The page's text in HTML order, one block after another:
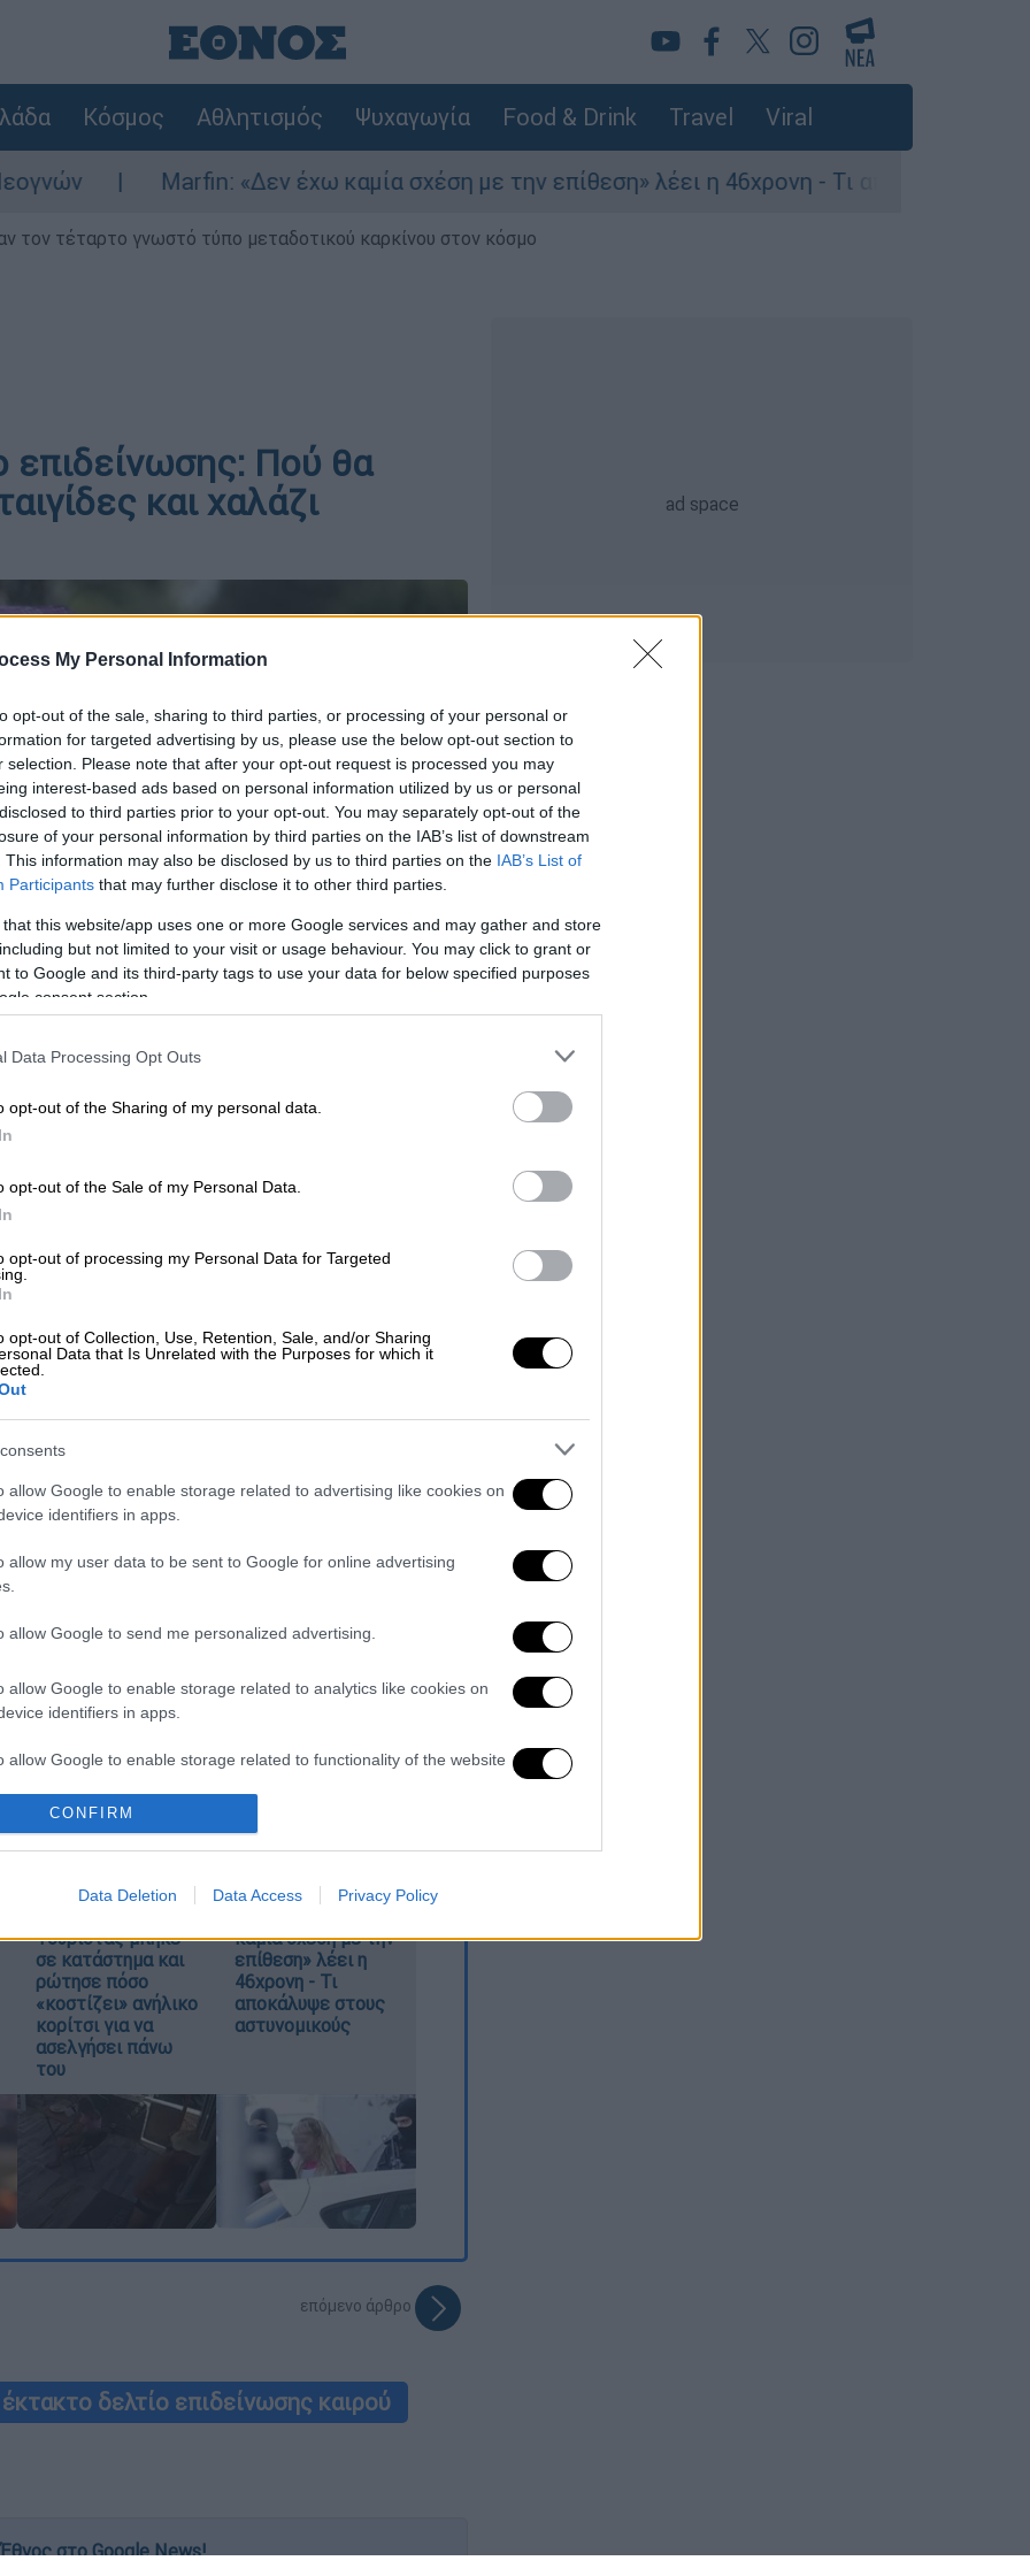
My Personal Information
opt-out of the sale, sharing to third parties, or processing of your personal or
for targeted advertising by us, please use the below opt-out section to
selection. Please note that after your opt-out request is processed you may
interest-based ads based on personal information utilized by us or personal
to third parties prior to your opt-out. You may separately opt-out of the
of your personal information by third parties on the IAB’s list of downstream
This information may also be disclosed by us to third parties on the IAB’s List of
Participants that may further disclose it to other third parties.
that this website/app uses one or more Google services and may gather and store
but not limited to your visit or usage behaviour. You may click to grant or
to Google and its third-party tags to use your data for below specified purposes
consent section.
Data Processing Opt Outs
opt-out of the Sharing of my personal data.
opt-out of the Sale of my Personal Data.
opt-out of processing my Personal Data for Targeted
opt-out of Collection, Use, Retention, Sale, and/or Sharing
Data that Is Unrelated with the Purposes for which it
allow Google to enable storage related to advertising like cookies on
identifiers in apps.
allow my user data to be sent to Google for online advertising
allow Google to send me personalized advertising.
allow Google to enable storage related to analytics like cookies on
identifiers in apps.
allow Google to enable storage related to functionality of the website
allow Google to enable storage related to personalization.
allow Google to enable storage related to security, including
functionality and fraud prevention, and other user protection.
CONFIRM
Data Deletion Data Access Privacy Policy
Κόσμος Αθλητισμός Ψυχαγωγία Food & Drink Travel Viral
Marfin: «Δεν έχω καμία σχέση με την επίθεση» λέει η 46χρονη - Τι αποκάλυψε στους
τον τέταρτο γνωστό τύπο μεταδοτικού καρκίνου στον κόσμο
επιδείνωσης: Πού θα
και χαλάζι
το ΕΘΝΟΣ στη Google
τις επόμενες ώρες, ενώ η ΕΜΥ
κάνει λόγο για πρόσκαιρη μεταβολή
και τη βόρεια χώρα. Προβλέπεται να
, που σετοπικό επίπεδοθα
. Τα φαινόμενα θα είναι πρόσκαιρα.
συνοδεύονται και απόχαλαζοπτώσειςθα
έως νωρίς σήμερα το απόγευμα
θα εκδηλωθούν κατά τόπους
Πελοπόννησο μέχρι και τις
ώρες μέχρι τη νύχτα.
Τουρίστας μπήκε
σε κατάστημα και
ρώτησε πόσο
«κοστίζει» ανήλικο
κορίτσι για να
ασελγήσει πάνω
του
καμία σχέση με την
επίθεση» λέει η
46χρονη - Τι
αποκάλυψε στους
αστυνομικούς
επόμενο άρθρο
έκτακτο δελτίο επιδείνωσης καιρού
στο Google News!